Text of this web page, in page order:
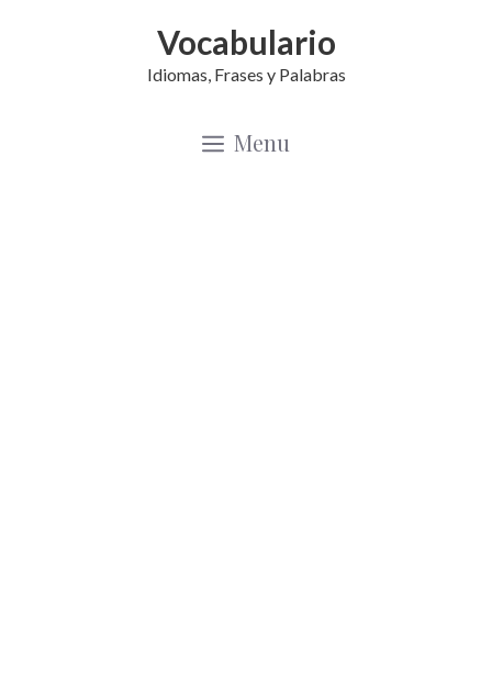
Vocabulario
Idiomas, Frases y Palabras
Menu